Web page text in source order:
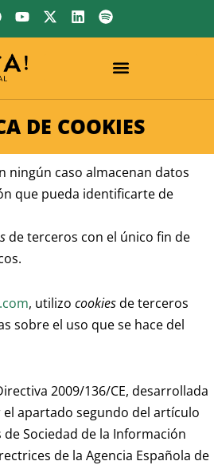
Y
u
t
u
e
X
-
t
t
e
r
L
i
n
i
n
S
p
o
y
DE COOKIES
ningún caso almacenan datos
que pueda identificarte de
de terceros con el único fin de
, utilizo cookiesde terceros
sobre el uso que se hace del
2009/136/CE, desarrollada
apartado segundo del artículo
de Sociedad de la Información
de la Agencia Española de